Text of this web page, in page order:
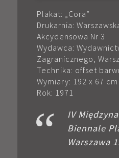
Plakat: „Cora”
Drukarnia:
Akcydensowa Nr 3
Wydawca:
Zagranicznego,
Technika: offset
Wymiary: 192 x 67 cm
Rok: 1971
IV
Biennale
Warszawa